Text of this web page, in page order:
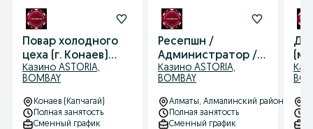
Повар холодного
цеха (г. Конаев)
есть трансфер
Казино ASTORIA,
BOMBAY
Конаев (Капчагай)
Полная занятость
Сменный график
Ресепшн /
Администратор /
Хостес
Казино ASTORIA,
BOMBAY
Алматы, Алмалинский район
Полная занятость
Сменный график
и